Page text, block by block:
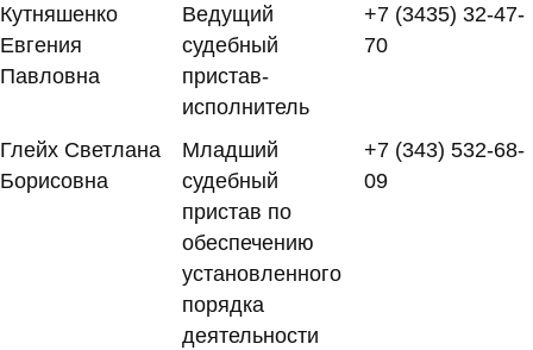
Кутняшенко
Евгения
Павловна
Ведущий
судебный
пристав-
исполнитель
+7 (3435) 32-47-
70
Глейх Светлана
Борисовна
Младший
судебный
пристав по
обеспечению
установленного
порядка
деятельности
+7 (343) 532-68-
09